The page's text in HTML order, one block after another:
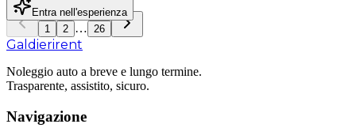
Entra nell'esperienza
1
2 … 26
Galdierirent
Noleggio auto a breve e lungo termine.
Trasparente, assistito, sicuro.
Navigazione